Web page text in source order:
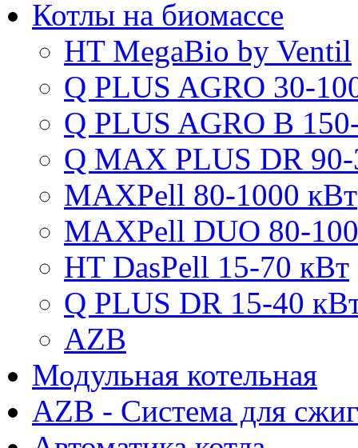
Котлы на биомассе
HT MegaBio by Ventil
Q PLUS AGRO 30-
Q PLUS AGRO B
Q MAX PLUS DR
MAXPell 80-1000 кВт
MAXPell DUO 80-
HT DasPell 15-70 кВт
Q PLUS DR 15-40
AZB
Модульная котельная
AZB - Система для